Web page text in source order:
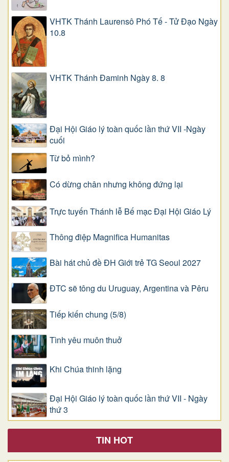
VHTK Thánh Laurensô Phó Tế - Tử Đạo Ngày
10.8
VHTK Thánh Đaminh Ngày 8. 8
Đại Hội Giáo lý toàn quốc lần thứ VII -Ngày
cuối
Từ bỏ mình?
Có dừng chân nhưng không đứng lại
Trực tuyến Thánh lễ Bế mạc Đại Hội Giáo Lý
Thông điệp Magnifica Humanitas
Bài hát chủ đề ĐH Giới trẻ TG Seoul 2027
ĐTC sẽ tông du Uruguay, Argentina và Pêru
Tiếp kiến chung (5/8)
Tình yêu muôn thuở
Khi Chúa thinh lặng
Đại Hội Giáo lý toàn quốc lần thứ VII - Ngày
thứ 3
TIN HOT